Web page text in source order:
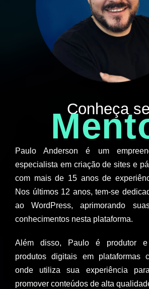
Conheça
Paulo Anderson é um
especialista em criação de sites e
com mais de 15 anos de
Nos últimos 12 anos, tem-se
ao WordPress, aprimorando
conhecimentos nesta plataforma.
Além disso, Paulo é produtor e
produtos digitais em plataformas
onde utiliza sua experiência
promover conteúdos de alta